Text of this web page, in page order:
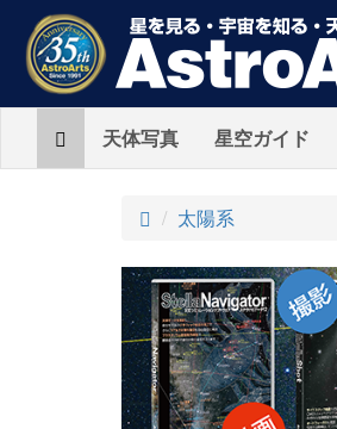
Home天体写真 星空ガイド
ト
プ
太陽系